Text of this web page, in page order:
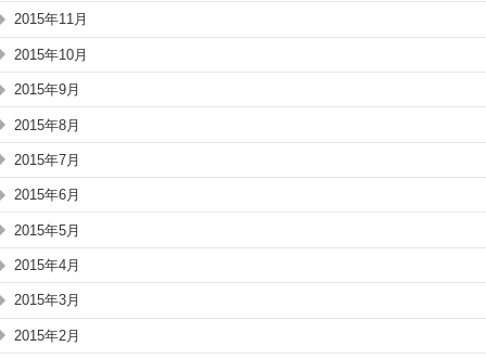
2015年11月
2015年10月
2015年9月
2015年8月
2015年7月
2015年6月
2015年5月
2015年4月
2015年3月
2015年2月